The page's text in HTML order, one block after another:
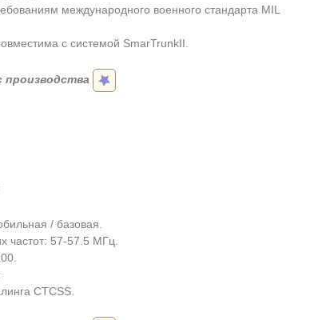
международного военного стандарта MIL
с системой SmarTrunkII.
производства
/ базовая.
частот: 57-57.5 МГц.
CTCSS.